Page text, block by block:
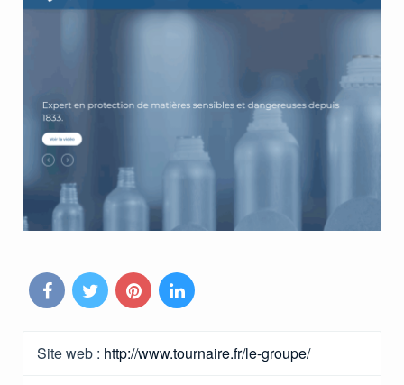
Site web : http://www.tournaire.fr/le-groupe/